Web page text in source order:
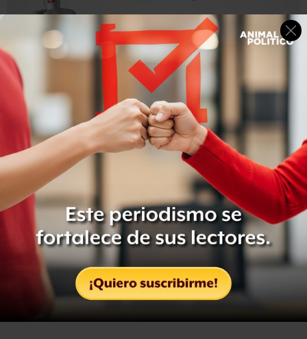
Núñez agregó que un mismo producto en una tienda
departamental se vendía al público con un IVA de 16%,
mientras que en una tienda de conveniencia se vendía
con tasa cero, cuando este producto siempre ha estado
gravado con la tasa general de dicho impuesto.
Detalló que las cuando las “tiendas de la esquina”, que se
encuentran dentro del Régimen de Incorporación Fiscal
venden estos productos al público en general, no
trasladan el IVA, debido a que tienen un estímulo fiscal
por estar en este nuevo régimen.